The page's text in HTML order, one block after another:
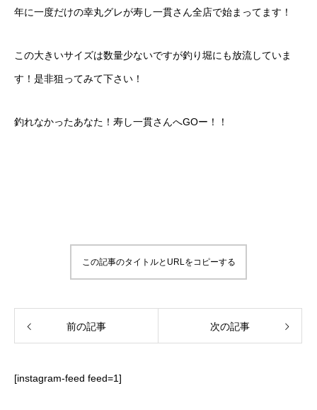
年に一度だけの幸丸グレが寿し一貫さん全店で始まってます！
この大きいサイズは数量少ないですが釣り堀にも放流していま
す！是非狙ってみて下さい！
釣れなかったあなた！寿し一貫さんへGOー！！
この記事のタイトルとURLをコピーする
前の記事 次の記事
[instagram-feed feed=1]